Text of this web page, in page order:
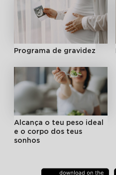
Programa de gravidez
Alcança o teu peso ideal
e o corpo dos teus
sonhos